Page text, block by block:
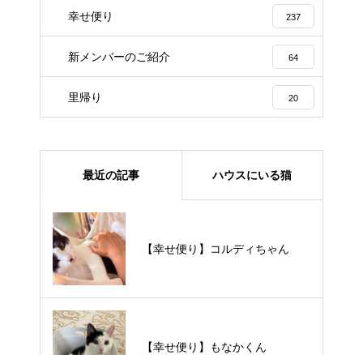
幸せ便り 237
新メンバーのご紹介 64
里帰り 20
最近の記事 ハウスにいる猫
【幸せ便り】コルディちゃん
【幸せ便り】もなかくん
【里親様募集中】メメちゃん
【里親様募集中】スンスンちゃん